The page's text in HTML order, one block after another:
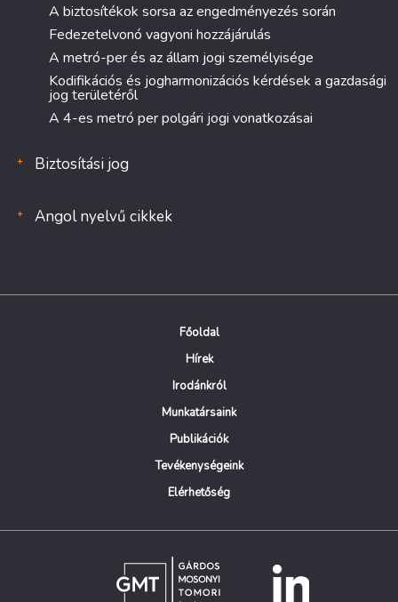
A biztosítékok sorsa az engedményezés során
Fedezetelvonó vagyoni hozzájárulás
A metró-per és az állam jogi személyisége
Kodifikációs és jogharmonizációs kérdések a gazdasági
jog területéről
A 4-es metró per polgári jogi vonatkozásai
Biztosítási jog
Angol nyelvű cikkek
Főoldal
Hírek
Irodánkról
Munkatársaink
Publikációk
Tevékenységeink
Elérhetőség